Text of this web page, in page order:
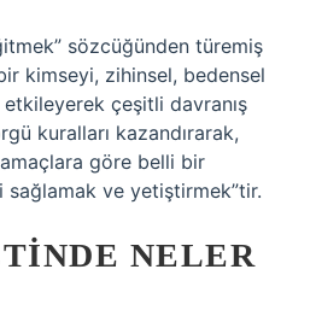
sözcüğünden türemiş
kimseyi, zihinsel, bedensel
çeşitli davranış
kuralları kazandırarak,
göre belli bir
ve yetiştirmek”tir.
NELER